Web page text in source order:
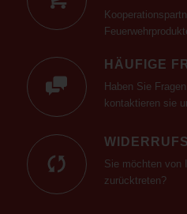
HÄUFIGE
Haben Sie
kontaktieren sie
Sie möchten von
zurücktreten?